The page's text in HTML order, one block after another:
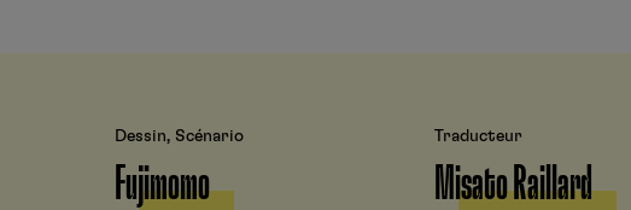
Dessin, Scénario
Fujimomo
Traducteur
Misato Raillard